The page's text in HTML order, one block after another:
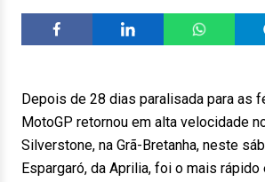
Depois de 28 dias paralisada para as
MotoGP retornou em alta velocidade
Silverstone, na Grã-Bretanha, neste
Espargaró, da Aprilia, foi o mais